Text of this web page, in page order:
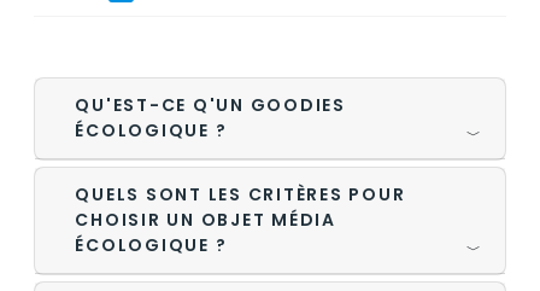
QU'EST-CE Q'UN GOODIES
ÉCOLOGIQUE ?
﹀
QUELS SONT LES CRITÈRES POUR
CHOISIR UN OBJET MÉDIA
ÉCOLOGIQUE ?
﹀